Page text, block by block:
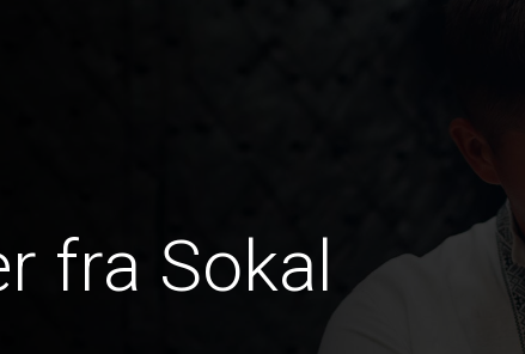
fra Sokal